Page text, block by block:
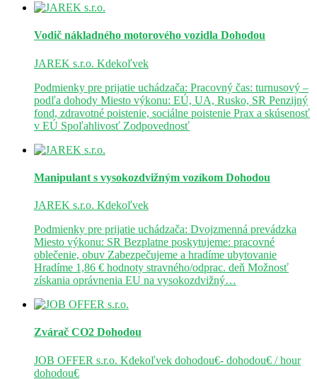
Vodič nákladného motorového vozidla Dohodou
JAREK s.r.o. Kdekoľvek
Podmienky pre prijatie uchádzača: Pracovný čas: turnusový –
podľa dohody Miesto výkonu: EÚ, UA, Rusko, SR Penzijný
fond, zdravotné poistenie, sociálne poistenie Prax a skúsenosť
v EÚ Spoľahlivosť Zodpovednosť
Manipulant s vysokozdvižným vozíkom Dohodou
JAREK s.r.o. Kdekoľvek
Podmienky pre prijatie uchádzača: Dvojzmenná prevádzka
Miesto výkonu: SR Bezplatne poskytujeme: pracovné
oblečenie, obuv Zabezpečujeme a hradíme ubytovanie
Hradíme 1,86 € hodnoty stravného/odprac. deň Možnosť
získania oprávnenia EU na vysokozdvižný…
Zvárač CO2 Dohodou
JOB OFFER s.r.o. Kdekoľvek dohodou€- dohodou€ / hour
dohodou€